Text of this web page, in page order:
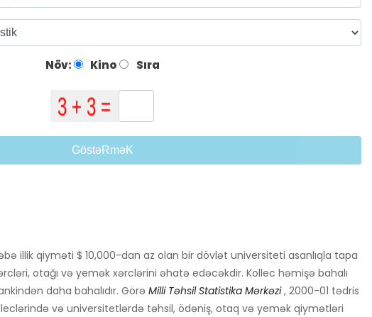
Növ: Kino Sıra
GöstəRməK
illik qiyməti $ 10,000-dan az olan bir dövlət universiteti asanlıqla tapa
otağı və yemək xərclərini əhatə edəcəkdir. Kollec həmişə bahalı
daha bahalıdır. Görə Milli Təhsil Statistika Mərkəzi , 2000-01 tədris
və universitetlərdə təhsil, ödəniş, otaq və yemək qiymətləri